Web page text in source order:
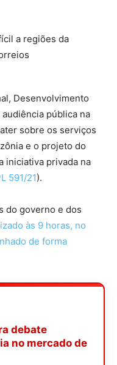
a regiões da
Desenvolvimento
pública na
sobre os serviços
e o projeto do
iniciativa privada na
591/21).
do governo e dos
às 9 horas, no
de forma
debate
no mercado de